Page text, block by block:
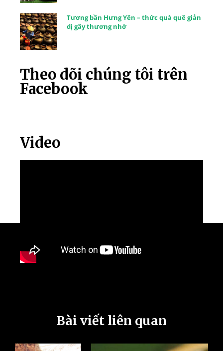
Tương bần Hưng Yên – thức quà quê giản
dị gây thương nhớ
Theo dõi chúng tôi trên
Facebook
Video
Bài viết liên quan